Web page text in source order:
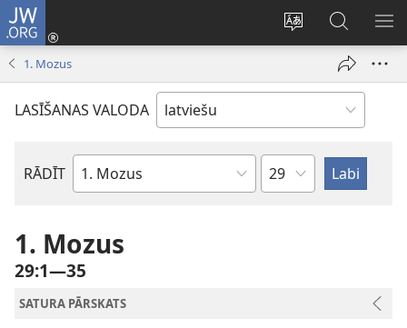
JW.ORG
Mainīt
valodu
Pieteikties
(opens
Meklēt
vietnē
JW.ORG
1. Mozus
LASĪŠANAS VALODA
RĀDĪT
Pēc
Pēc
nodaļām
1. Mozus
29:1—35
SATURA PĀRSKATS